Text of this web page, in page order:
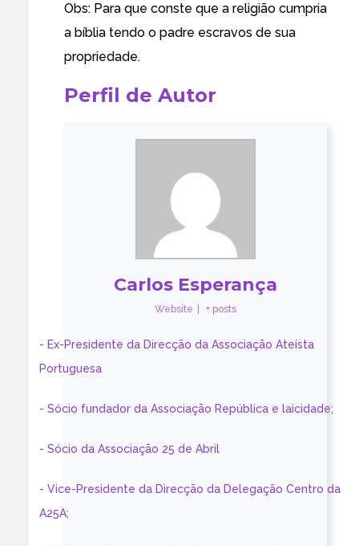
Obs: Para que conste que a religião cumpria
a bíblia tendo o padre escravos de sua
propriedade.
Perfil de Autor
Carlos Esperança
Website + posts
- Ex-Presidente da Direcção da Associação Ateísta
Portuguesa
- Sócio fundador da Associação República e laicidade;
- Sócio da Associação 25 de Abril
- Vice-Presidente da Direcção da Delegação Centro da
A25A;